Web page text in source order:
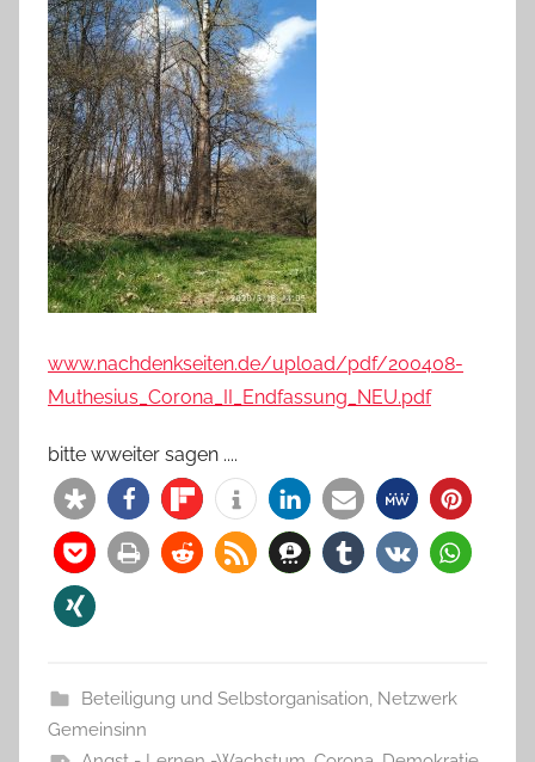
www.nachdenkseiten.de/upload/pdf/200408-
Muthesius_Corona_II_Endfassung_NEU.pdf
bitte wweiter sagen ....
Beteiligung und Selbstorganisation, Netzwerk
Gemeinsinn